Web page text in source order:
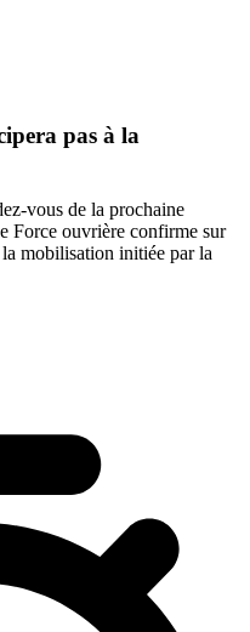
pas à la
vous de la prochaine
Force ouvrière confirme sur
mobilisation initiée par la